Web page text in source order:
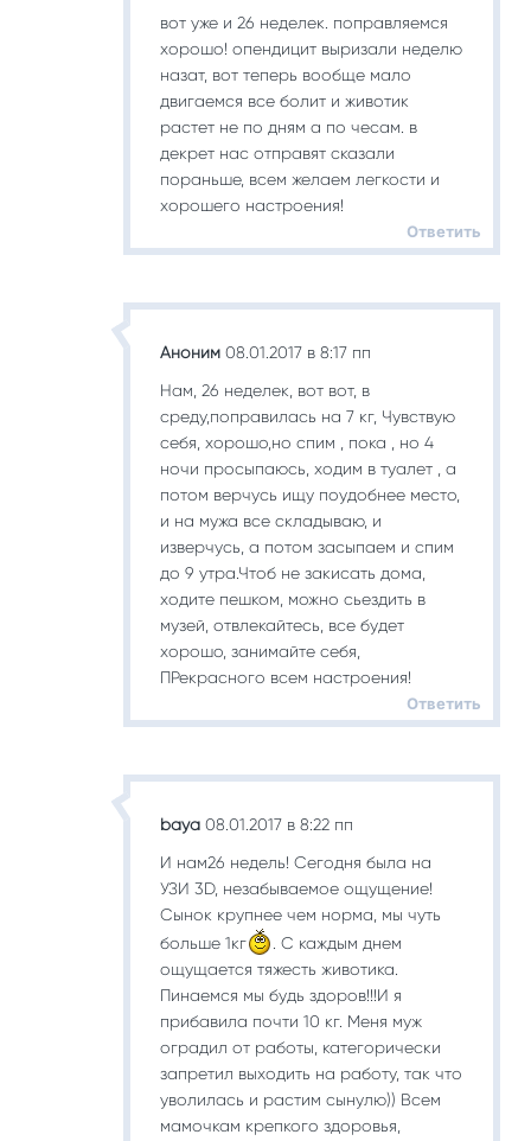
вот уже и 26 неделек. поправляемся
хорошо! опендицит выризали неделю
назат, вот теперь вообще мало
двигаемся все болит и животик
растет не по дням а по чесам. в
декрет нас отправят сказали
пораньше, всем желаем легкости и
хорошего настроения!
Ответить
Аноним 08.01.2017 в 8:17 пп
Нам, 26 неделек, вот вот, в
среду,поправилась на 7 кг, Чувствую
себя, хорошо,но спим , пока , но 4
ночи просыпаюсь, ходим в туалет , а
потом верчусь ищу поудобнее место,
и на мужа все складываю, и
изверчусь, а потом засыпаем и спим
до 9 утра.Чтоб не закисать дома,
ходите пешком, можно сьездить в
музей, отвлекайтесь, все будет
хорошо, занимайте себя,
ПРекрасного всем настроения!
Ответить
baya 08.01.2017 в 8:22 пп
И нам26 недель! Сегодня была на
УЗИ 3D, незабываемое ощущение!
Сынок крупнее чем норма, мы чуть
больше 1кг
. С каждым днем
ощущается тяжесть животика.
Пинаемся мы будь здоров!!!И я
прибавила почти 10 кг. Меня муж
оградил от работы, категорически
запретил выходить на работу, так что
уволилась и растим сынулю)) Всем
мамочкам крепкого здоровья,